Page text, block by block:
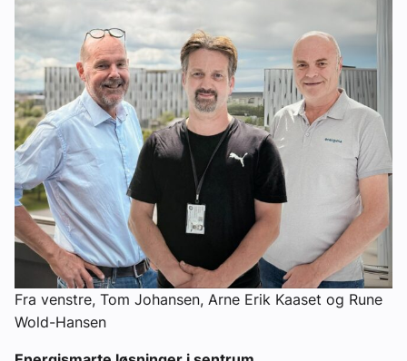
Fra venstre, Tom Johansen, Arne Erik Kaaset og Rune
Wold-Hansen